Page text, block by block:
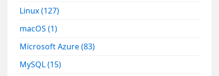
Linux(127)
macOS(1)
Microsoft Azure(83)
MySQL(15)